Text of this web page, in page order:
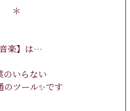
＊
音楽】は…
のいらない
のツール✨です